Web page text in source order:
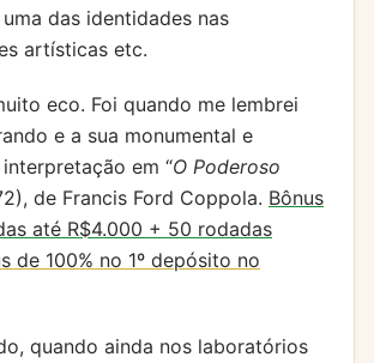
das identidades nas
artísticas etc.
eco. Foi quando me lembrei
e a sua monumental e
em “O Poderoso
de Francis Ford Coppola. Bônus
até R$4.000 + 50 rodadas
de 100% no 1º depósito no
quando ainda nos laboratórios